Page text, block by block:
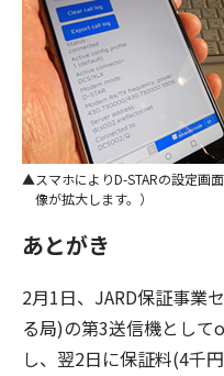
スマホによりD-STARの設定
像が拡大します。）
あとがき
2月1日、JARD保証事業
る局)の第3送信機とし
し、翌2日に保証料(4千